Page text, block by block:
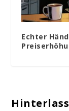
Echter